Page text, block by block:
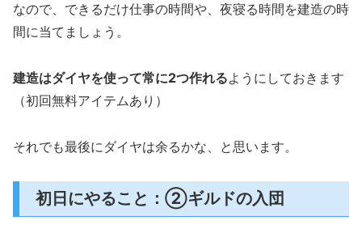
なので、できるだけ仕事の時間や、夜寝る時間を建造の時
間に当てましょう。
建造はダイヤを使って常に2つ作れるようにしておきます
（初回無料アイテムあり）
それでも最後にダイヤは余るかな、と思います。
初日にやること：②ギルドの入団